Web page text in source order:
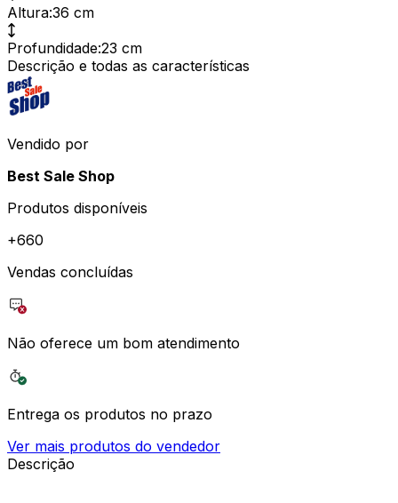
Altura:36 cm
Profundidade:23 cm
Descrição e todas as características
Vendido por
Best Sale Shop
Produtos disponíveis
+660
Vendas concluídas
Não oferece um bom atendimento
Entrega os produtos no prazo
Ver mais produtos do vendedor
Descrição